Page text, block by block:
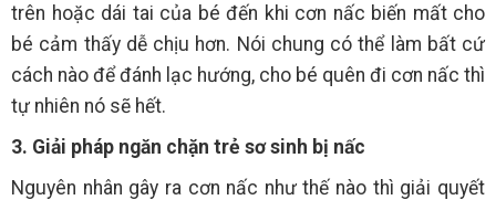
trên hoặc dái tai của bé đến khi cơn nấc biến mất cho
bé cảm thấy dễ chịu hơn. Nói chung có thể làm bất cứ
cách nào để đánh lạc hướng, cho bé quên đi cơn nấc thì
tự nhiên nó sẽ hết.
3. Giải pháp ngăn chặn trẻ sơ sinh bị nấc
Nguyên nhân gây ra cơn nấc như thế nào thì giải quyết